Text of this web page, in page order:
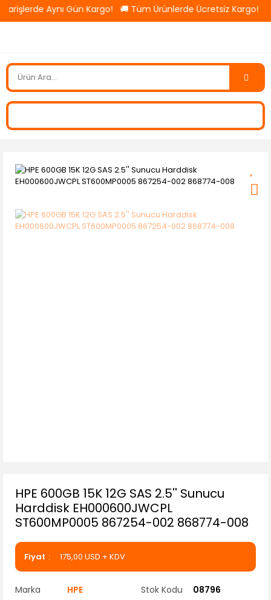
Aynı Gün Kargo! 🚚 Tüm Ürünlerde Ücretsiz Kargo! 💳
HPE 600GB 15K 12G SAS 2.5'' Sunucu
Harddisk EH000600JWCPL
ST600MP0005 867254-002 868774-008
Fiyat 175,00 USD + KDV
Marka HPE Stok Kodu
08796